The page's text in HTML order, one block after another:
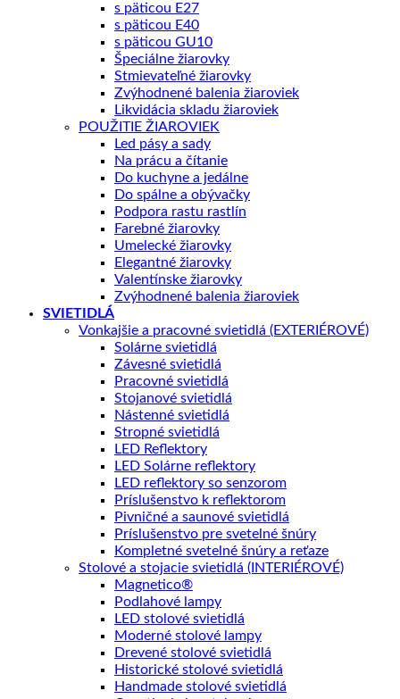
s päticou E27
s päticou E40
s päticou GU10
Špeciálne žiarovky
Stmievateľné žiarovky
Zvýhodnené balenia žiaroviek
Likvidácia skladu žiaroviek
POUŽITIE ŽIAROVIEK
Led pásy a sady
Na prácu a čítanie
Do kuchyne a jedálne
Do spálne a obývačky
Podpora rastu rastlín
Farebné žiarovky
Umelecké žiarovky
Elegantné žiarovky
Valentínske žiarovky
Zvýhodnené balenia žiaroviek
SVIETIDLÁ
Vonkajšie a pracovné svietidlá (EXTERIÉROVÉ)
Solárne svietidlá
Závesné svietidlá
Pracovné svietidlá
Stojanové svietidlá
Nástenné svietidlá
Stropné svietidlá
LED Reflektory
LED Solárne reflektory
LED reflektory so senzorom
Príslušenstvo k reflektorom
Pivničné a saunové svietidlá
Príslušenstvo pre svetelné šnúry
Kompletné svetelné šnúry a reťaze
Stolové a stojacie svietidlá (INTERIÉROVÉ)
Magnetico®
Podlahové lampy
LED stolové svietidlá
Moderné stolové lampy
Drevené stolové svietidlá
Historické stolové svietidlá
Handmade stolové svietidlá